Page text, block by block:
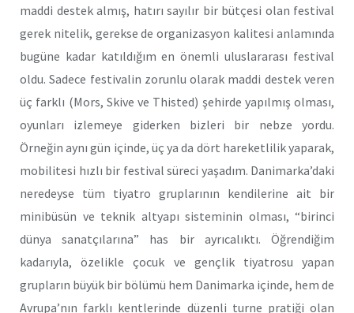
maddi destek almış, hatırı sayılır bir bütçesi olan festival
gerek nitelik, gerekse de organizasyon kalitesi anlamında
bugüne kadar katıldığım en önemli uluslararası festival
oldu. Sadece festivalin zorunlu olarak maddi destek veren
üç farklı (Mors, Skive ve Thisted) şehirde yapılmış olması,
oyunları izlemeye giderken bizleri bir nebze yordu.
Örneğin aynı gün içinde, üç ya da dört hareketlilik yaparak,
mobilitesi hızlı bir festival süreci yaşadım. Danimarka’daki
neredeyse tüm tiyatro gruplarının kendilerine ait bir
minibüsün ve teknik altyapı sisteminin olması, “birinci
dünya sanatçılarına” has bir ayrıcalıktı. Öğrendiğim
kadarıyla, özelikle çocuk ve gençlik tiyatrosu yapan
grupların büyük bir bölümü hem Danimarka içinde, hem de
Avrupa’nın farklı kentlerinde düzenli turne pratiği olan